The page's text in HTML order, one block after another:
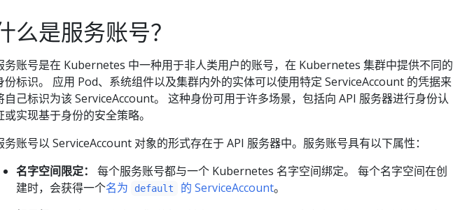
么是服务账号？
务账号是在 Kubernetes 中一种用于非人类用户的账号，在 Kubernetes 集群中提供不同的
份标识。 应用 Pod、系统组件以及集群内外的实体可以使用特定 ServiceAccount 的凭据来
自己标识为该 ServiceAccount。 这种身份可用于许多场景，包括向 API 服务器进行身份认
或实现基于身份的安全策略。
务账号以 ServiceAccount 对象的形式存在于 API 服务器中。服务账号具有以下属性：
名字空间限定：
每个服务账号都与一个 Kubernetes 名字空间绑定。 每个名字空间在创
建时，会获得一个名为 default 的 ServiceAccount。